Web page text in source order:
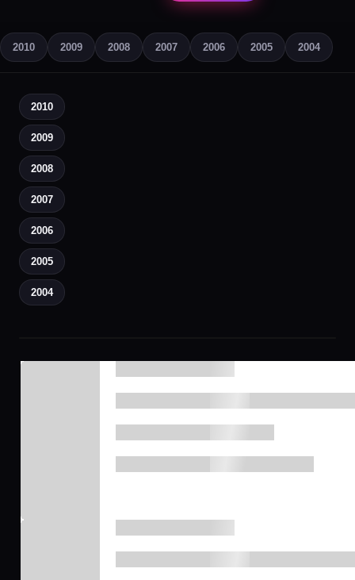
2010 2009 2008 2007 2006 2005 2004
2010
2009
2008
2007
2006
2005
2004